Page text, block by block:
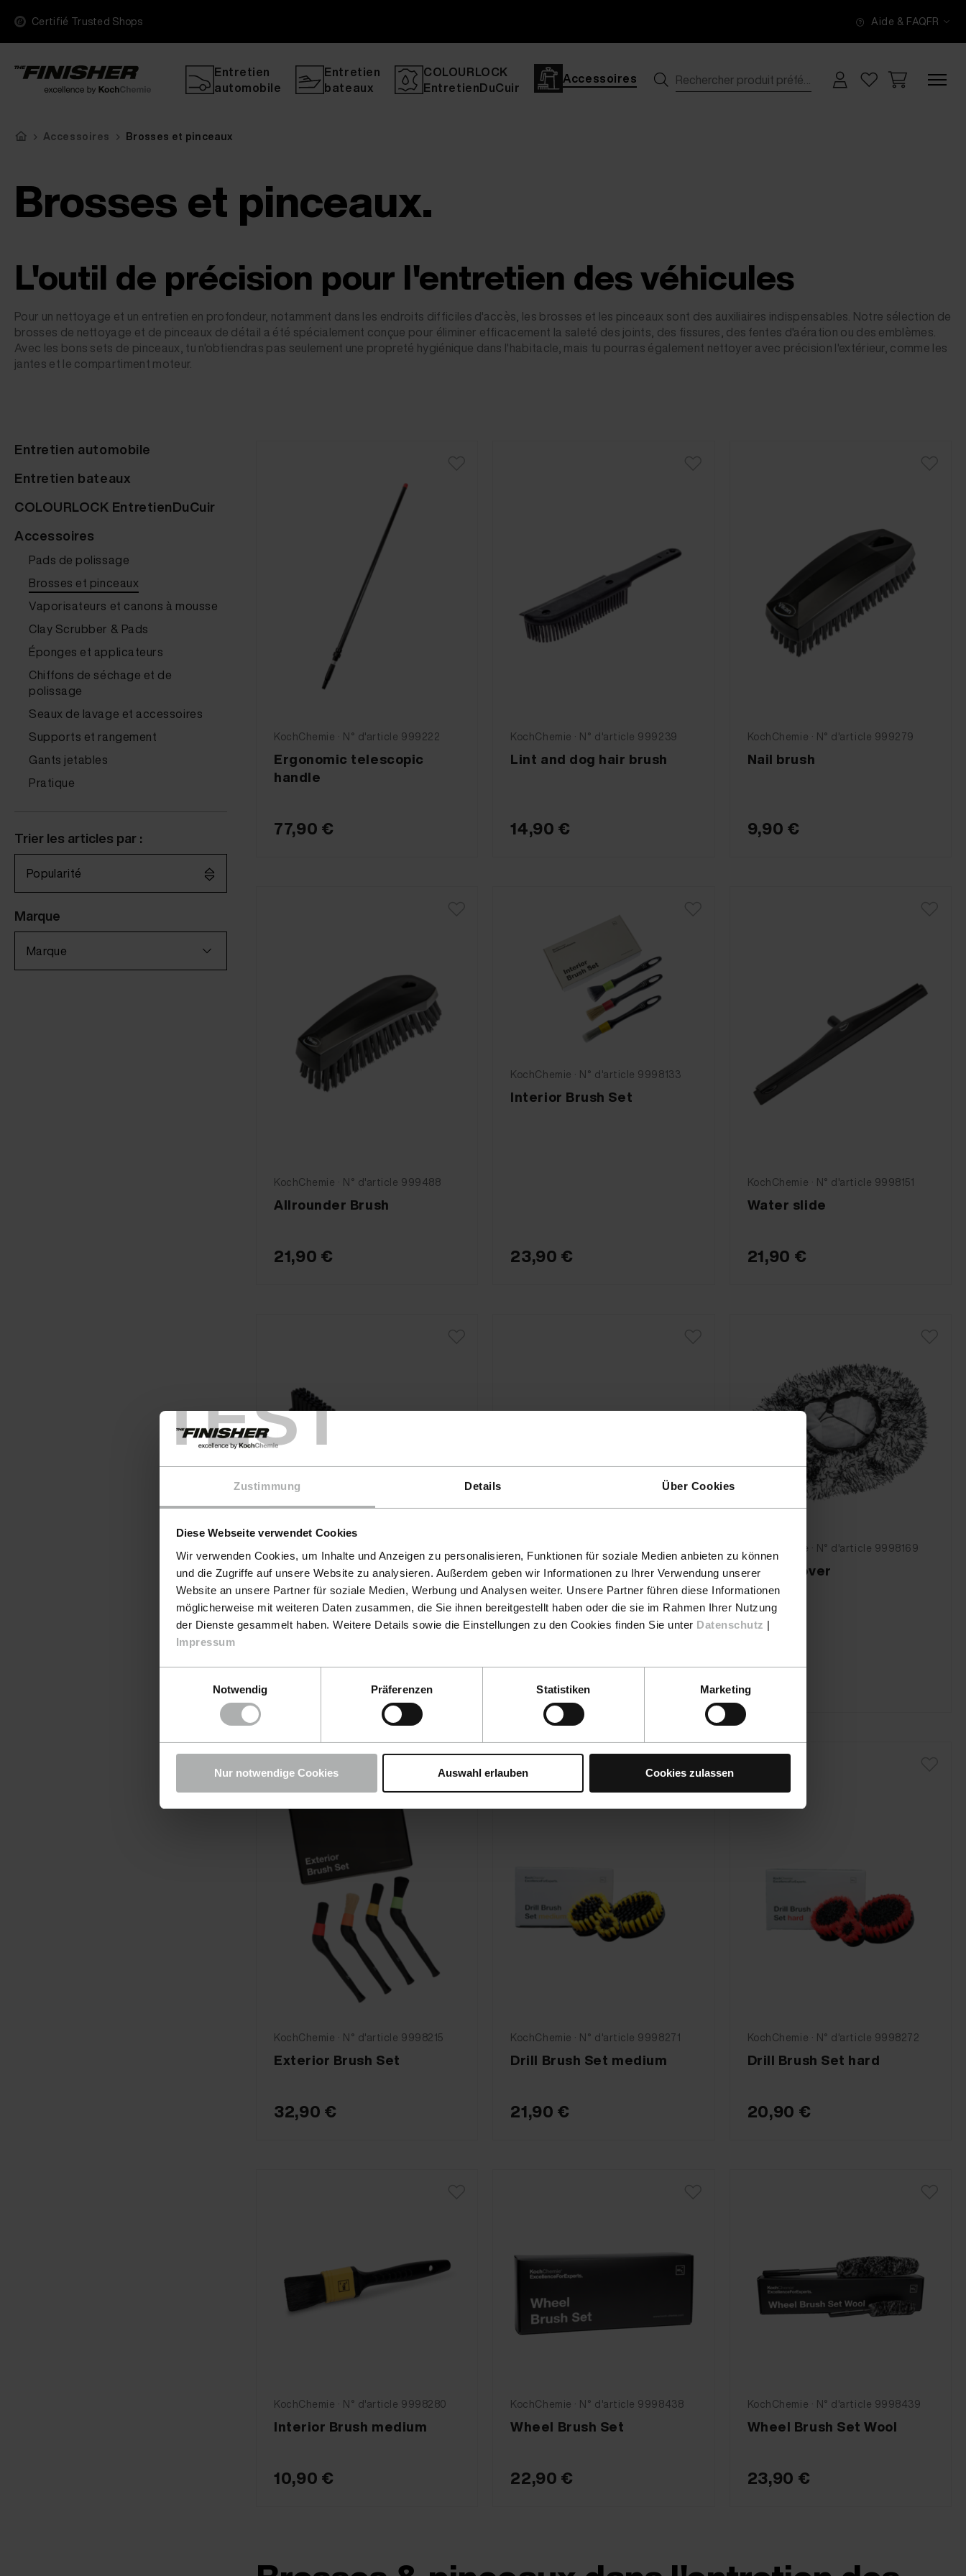
TEST
Zustimmung Details Über Cookies
Diese Webseite verwendet Cookies
Wir verwenden Cookies, um Inhalte und Anzeigen zu personalisieren, Funktionen für soziale Medien anbieten zu können
und die Zugriffe auf unsere Website zu analysieren. Außerdem geben wir Informationen zu Ihrer Verwendung unserer
Website an unsere Partner für soziale Medien, Werbung und Analysen weiter. Unsere Partner führen diese Informationen
möglicherweise mit weiteren Daten zusammen, die Sie ihnen bereitgestellt haben oder die sie im Rahmen Ihrer Nutzung
der Dienste gesammelt haben. Weitere Details sowie die Einstellungen zu den Cookies finden Sie unter Datenschutz |
Impressum
Notwendig
Präferenzen Statistiken Marketing
Nur notwendige Cookies Auswahl erlauben Cookies zulassen
Certifié Trusted Shops Aide & FAQFR
Entretien
automobile
Entretien
bateaux
COLOURLOCK
EntretienDuCuir
Accessoires
Accessoires Brosses et pinceaux
Brosses et pinceaux.
L'outil de précision pour l'entretien des véhicules
Pour un nettoyage et un entretien en profondeur, notamment dans les endroits difficiles d'accès, les brosses et les pinceaux sont des auxiliaires indispensables. Notre sélection de
brosses de nettoyage et de pinceaux de détail a été spécialement conçue pour éliminer efficacement la saleté des joints, des fissures, des fentes d'aération ou des emblèmes.
Avec les bons sets de pinceaux, tu n'obtiendras pas seulement une propreté hygiénique dans l'habitacle, mais tu pourras également nettoyer avec précision l'extérieur, comme les
jantes et le compartiment moteur.
Entretien automobile
Entretien bateaux
COLOURLOCK EntretienDuCuir
Accessoires
Pads de polissage
Brosses et pinceaux
Vaporisateurs et canons à mousse
Clay Scrubber & Pads
Éponges et applicateurs
Chiffons de séchage et de
polissage
Seaux de lavage et accessoires
Supports et rangement
Gants jetables
Pratique
Trier les articles par :
Popularité
Marque
Marque
KochChemie · N° d'article 999222
Ergonomic telescopic
handle
77,90 €
KochChemie · N° d'article 999239
Lint and dog hair brush
14,90 €
KochChemie · N° d'article 999279
Nail brush
9,90 €
KochChemie · N° d'article 999488
Allrounder Brush
21,90 €
KochChemie · N° d'article 9998133
Interior Brush Set
23,90 €
KochChemie · N° d'article 9998151
Water slide
21,90 €
KochChemie · N° d'article 9998153
Upholstery Brush
KochChemie · N° d'article 9998156
Leather Brush
9,90 €
KochChemie · N° d'article 9998169
Brush Cover
17,90 €
KochChemie · N° d'article 9998215
Exterior Brush Set
32,90 €
KochChemie · N° d'article 9998271
Drill Brush Set medium
21,90 €
KochChemie · N° d'article 9998272
Drill Brush Set hard
20,90 €
KochChemie · N° d'article 9998280
Interior Brush medium
10,90 €
KochChemie · N° d'article 9998438
Wheel Brush Set
22,90 €
KochChemie · N° d'article 9998439
Wheel Brush Set Wool
23,90 €